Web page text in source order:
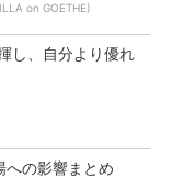
on GOETHE)
し、自分より優れ
への影響まとめ